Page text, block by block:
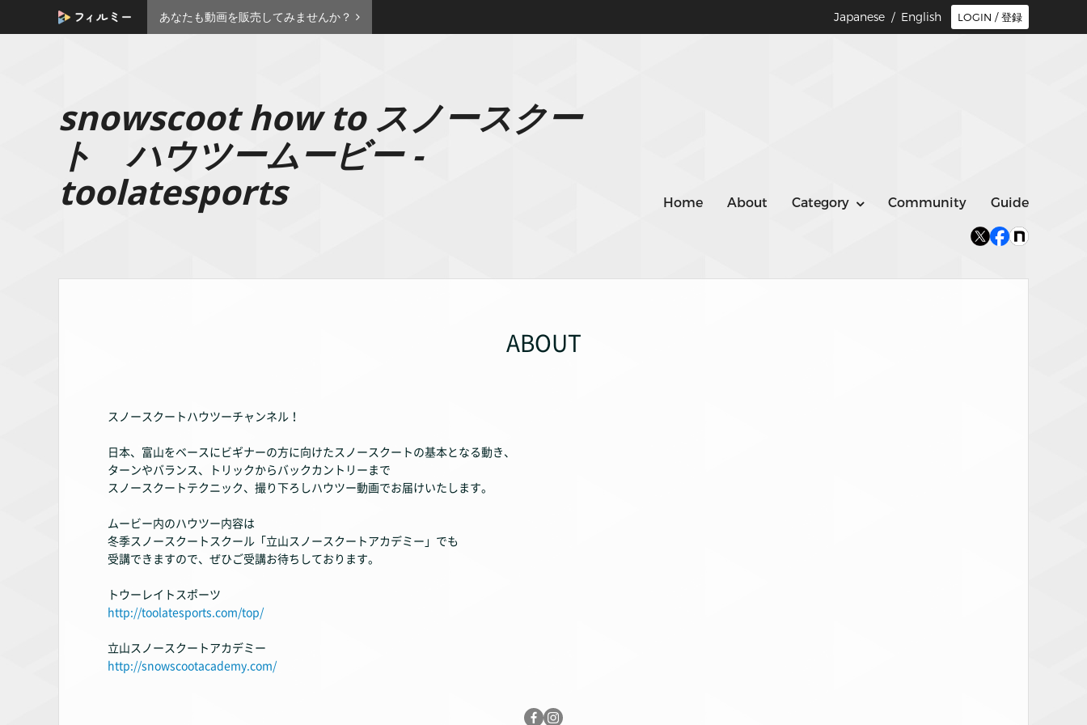
あなたも動画を販売してみませんか？ LOGIN / 登録
Japanese / English
snowscoot how to スノースクー
ト ハウツームービー -
toolatesports
Home About Category Community Guide
ABOUT
スノースクートハウツーチャンネル！
日本、富山をベースにビギナーの方に向けたスノースクートの基本となる動き、
ターンやバランス、トリックからバックカントリーまで
スノースクートテクニック、撮り下ろしハウツー動画でお届けいたします。
ムービー内のハウツー内容は
冬季スノースクートスクール「立山スノースクートアカデミー」でも
受講できますので、ぜひご受講お待ちしております。
トウーレイトスポーツ
http://toolatesports.com/top/
立山スノースクートアカデミー
http://snowscootacademy.com/